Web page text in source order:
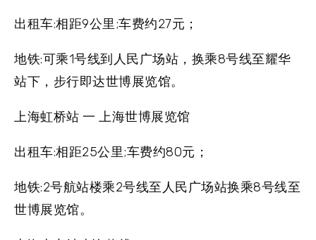
出租车:相距9公里;车费约27元；
地铁:可乘1号线到人民广场站，换乘8号线至耀华
站下，步行即达世博展览馆。
上海虹桥站 一 上海世博展览馆
出租车:相距25公里;车费约80元；
地铁:2号航站楼乘2号线至人民广场站换乘8号线至
世博展览馆。